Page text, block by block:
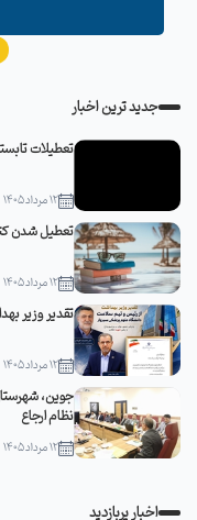
جدید ترین اخبار
تعطیلات تابستانه
12 مرداد 1405
تعطیل شدن
12 مرداد 1405
تقدیر وزیر
12 مرداد 1405
جوین،
نظام ارجاع
12 مرداد 1405
اخبار پربازدید